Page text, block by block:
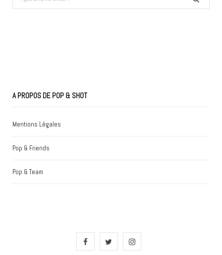
for:
A PROPOS DE POP & SHOT
Mentions Légales
Pop & Friends
Pop & Team
F
I